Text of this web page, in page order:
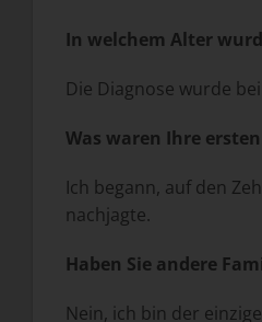
In welchem Alter
Die Diagnose wurde
Was waren Ihre
Ich begann, auf den
nachjagte.
Haben Sie andere
Nein, ich bin der